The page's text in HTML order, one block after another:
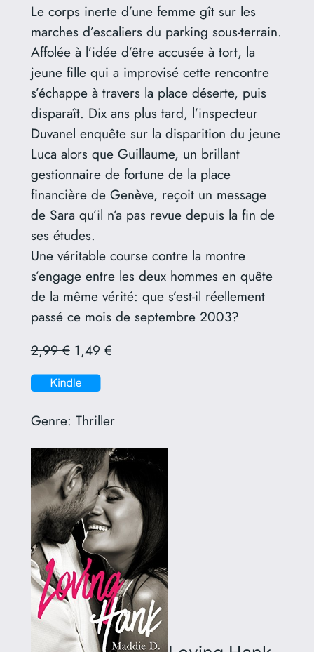
Le corps inerte d’une femme gît sur les
marches d’escaliers du parking sous-terrain.
Affolée à l’idée d’être accusée à tort, la
jeune fille qui a improvisé cette rencontre
s’échappe à travers la place déserte, puis
disparaît. Dix ans plus tard, l’inspecteur
Duvanel enquête sur la disparition du jeune
Luca alors que Guillaume, un brillant
gestionnaire de fortune de la place
financière de Genève, reçoit un message
de Sara qu’il n’a pas revue depuis la fin de
ses études.
Une véritable course contre la montre
s’engage entre les deux hommes en quête
de la même vérité: que s’est-il réellement
passé ce mois de septembre 2003?
2,99 €1,49 €
Genre: Thriller